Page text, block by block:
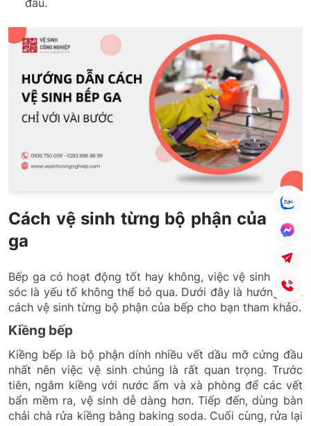
đầu.
Cách vệ sinh từng bộ phận của bếp
ga
Bếp ga có hoạt động tốt hay không, việc vệ sinh chăm
sóc là yếu tố không thể bỏ qua. Dưới đây là hướng dẫn
cách vệ sinh từng bộ phận của bếp cho bạn tham khảo.
Kiềng bếp
Kiềng bếp là bộ phận dính nhiều vết dầu mỡ cứng đầu
nhất nên việc vệ sinh chúng là rất quan trọng. Trước
tiên, ngâm kiềng với nước ấm và xà phòng để các vết
bẩn mềm ra, vệ sinh dễ dàng hơn. Tiếp đến, dùng bàn
chải chà rửa kiềng bằng baking soda. Cuối cùng, rửa lại